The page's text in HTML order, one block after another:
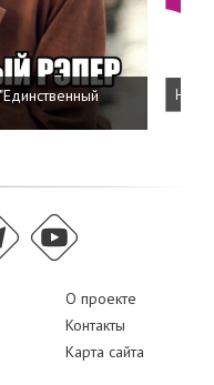
О проекте
Контакты
Карта сайта